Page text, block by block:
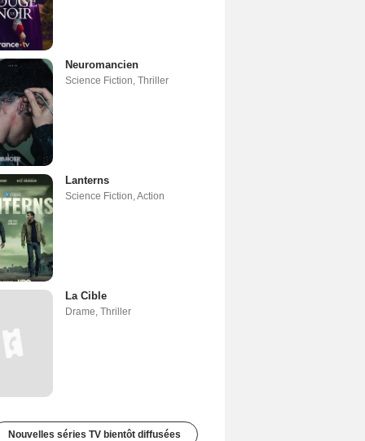
Neuromancien
Science Fiction, Thriller
Lanterns
Science Fiction,Action
La Cible
Drame, Thriller
Nouvelles séries TV bientôt diffusées